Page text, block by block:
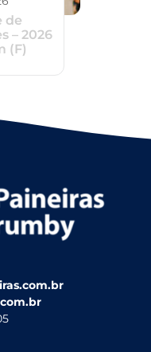
de
– 2026
(F)